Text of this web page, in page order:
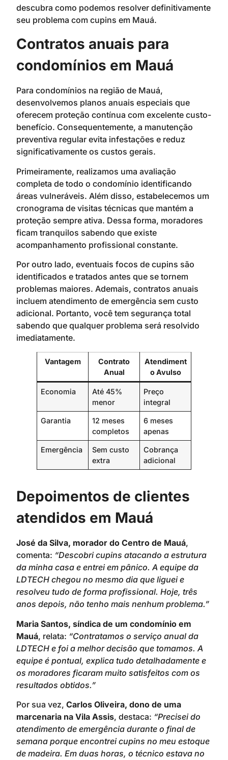
descubra como podemos resolver definitivamente
seu problema com cupins em Mauá.
Contratos anuais para
condomínios em Mauá
Para condomínios na região de Mauá,
desenvolvemos planos anuais especiais que
oferecem proteção contínua com excelente custo-
benefício. Consequentemente, a manutenção
preventiva regular evita infestações e reduz
significativamente os custos gerais.
Primeiramente, realizamos uma avaliação
completa de todo o condomínio identificando
áreas vulneráveis. Além disso, estabelecemos um
cronograma de visitas técnicas que mantém a
proteção sempre ativa. Dessa forma, moradores
ficam tranquilos sabendo que existe
acompanhamento profissional constante.
Por outro lado, eventuais focos de cupins são
identificados e tratados antes que se tornem
problemas maiores. Ademais, contratos anuais
incluem atendimento de emergência sem custo
adicional. Portanto, você tem segurança total
sabendo que qualquer problema será resolvido
imediatamente.
Vantagem
Contrato
Anual
Atendiment
o Avulso
Economia
Até 45%
menor
Preço
integral
Garantia
12 meses
completos
6 meses
apenas
Emergência
Sem custo
extra
Cobrança
adicional
Depoimentos de clientes
atendidos em Mauá
José da Silva, morador do Centro de Mauá,
comenta: “Descobri cupins atacando a estrutura
da minha casa e entrei em pânico. A equipe da
LDTECH chegou no mesmo dia que liguei e
resolveu tudo de forma profissional. Hoje, três
anos depois, não tenho mais nenhum problema.”
Maria Santos, síndica de um condomínio em
Mauá, relata: “Contratamos o serviço anual da
LDTECH e foi a melhor decisão que tomamos. A
equipe é pontual, explica tudo detalhadamente e
os moradores ficaram muito satisfeitos com os
resultados obtidos.”
Por sua vez, Carlos Oliveira, dono de uma
marcenaria na Vila Assis, destaca: “Precisei do
atendimento de emergência durante o final de
semana porque encontrei cupins no meu estoque
de madeira. Em duas horas, o técnico estava no